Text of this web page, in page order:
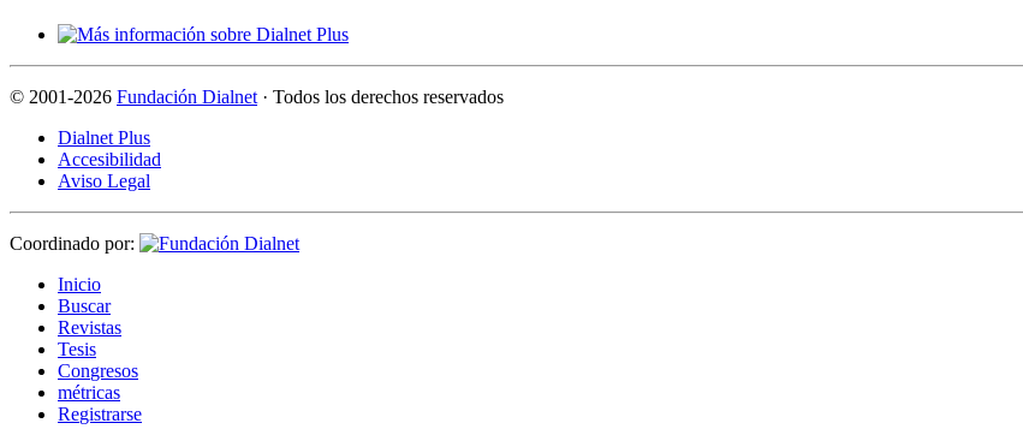
© 2001-2026 Fundación Dialnet · Todos los derechos reservados
Dialnet Plus
Accesibilidad
Aviso Legal
Coordinado por:
Inicio
Buscar
Revistas
Tesis
Congresos
métricas
Registrarse